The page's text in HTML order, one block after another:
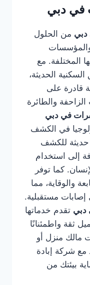
في دبي
دبي من الحلول
والمؤسسات
المختلفة. مع
الحديثة،
قادرة على
والطائرة
في دبي
في الكشف
حديثة للكشف
إلى استخدام
كما توفر
والوقاية، مما
مستقبلية.
دبي تقدم خدماتها
ثقة واطمئنانًا
مالك منزل أو
مع شركة إبادة
بيئتك من